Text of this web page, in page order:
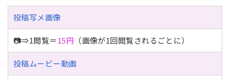
投稿写メ画像
📷⇒1閲覧＝15円 （画像が1回閲覧されるごとに）
投稿ムービー動画